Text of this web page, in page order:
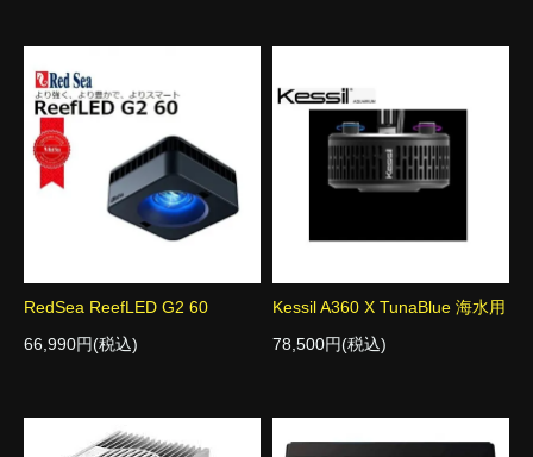
RedSea ReefLED G2 60
66,990円(税込)
Kessil A360 X TunaBlue 海水用
78,500円(税込)